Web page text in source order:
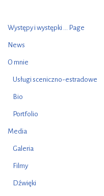
Występy i występki ... Page
News
O mnie
Usługi sceniczno-estradowe
Bio
Portfolio
Media
Galeria
Filmy
Dźwięki